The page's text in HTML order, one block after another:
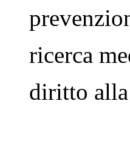
ricerca
diritto